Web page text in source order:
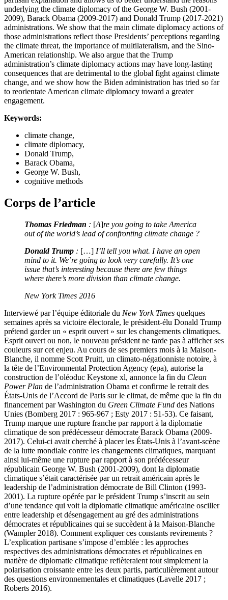
underlying the climate diplomacy of the George W. Bush (2001-
2009), Barack Obama (2009-2017) and Donald Trump (2017-2021)
administrations. We show that the main climate diplomacy actions of
those administrations reflect those Presidents’ perceptions regarding
the climate threat, the importance of multilateralism, and the Sino-
American relationship. We also argue that the Trump
administration’s climate diplomacy actions may have long-lasting
consequences that are detrimental to the global fight against climate
change, and we show how the Biden administration has tried so far
to reorientate American climate diplomacy toward a greater
engagement.
Keywords:
climate change,
climate diplomacy,
Donald Trump,
Barack Obama,
George W. Bush,
cognitive methods
Corps de l’article
Thomas Friedman : [A]re you going to take America
out of the world’s lead of confronting climate change ?
Donald Trump : […] I’ll tell you what. I have an open
mind to it. We’re going to look very carefully. It’s one
issue that’s interesting because there are few things
where there’s more division than climate change.
New York Times 2016
Interviewé par l’équipe éditoriale du New York Times quelques
semaines après sa victoire électorale, le président-élu Donald Trump
prétend garder un « esprit ouvert » sur les changements climatiques.
Esprit ouvert ou non, le nouveau président ne tarde pas à afficher ses
couleurs sur cet enjeu. Au cours de ses premiers mois à la Maison-
Blanche, il nomme Scott Pruitt, un climato-négationniste notoire, à
la tête de l’Environmental Protection Agency (epa), autorise la
construction de l’oléoduc Keystone xl, annonce la fin du Clean
Power Plan de l’administration Obama et confirme le retrait des
États-Unis de l’Accord de Paris sur le climat, de même que la fin du
financement par Washington du Green Climate Fund des Nations
Unies (Bomberg 2017 : 965-967 ; Esty 2017 : 51-53). Ce faisant,
Trump marque une rupture franche par rapport à la diplomatie
climatique de son prédécesseur démocrate Barack Obama (2009-
2017). Celui-ci avait cherché à placer les États-Unis à l’avant-scène
de la lutte mondiale contre les changements climatiques, marquant
ainsi lui-même une rupture par rapport à son prédécesseur
républicain George W. Bush (2001-2009), dont la diplomatie
climatique s’était caractérisée par un retrait américain après le
leadership de l’administration démocrate de Bill Clinton (1993-
2001). La rupture opérée par le président Trump s’inscrit au sein
d’une tendance qui voit la diplomatie climatique américaine osciller
entre leadership et désengagement au gré des administrations
démocrates et républicaines qui se succèdent à la Maison-Blanche
(Wampler 2018). Comment expliquer ces constants revirements ?
L’explication partisane s’impose d’emblée : les approches
respectives des administrations démocrates et républicaines en
matière de diplomatie climatique reflèteraient tout simplement la
polarisation croissante entre les deux partis, particulièrement autour
des questions environnementales et climatiques (Lavelle 2017 ;
Roberts 2016).